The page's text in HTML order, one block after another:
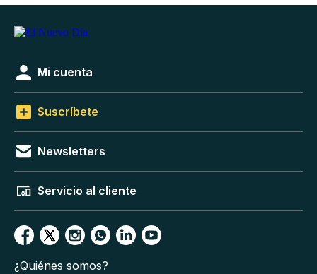
Mi cuenta
Suscríbete
Newsletters
Servicio al cliente
¿Quiénes somos?